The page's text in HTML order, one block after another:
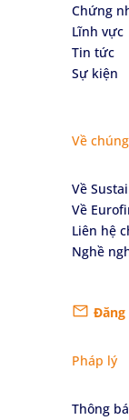
Chứng
Lĩnh vực
Tin tức
Sự kiện
Về
Về
Về
Liên hệ
Nghề
Đăng
Pháp lý
Thông